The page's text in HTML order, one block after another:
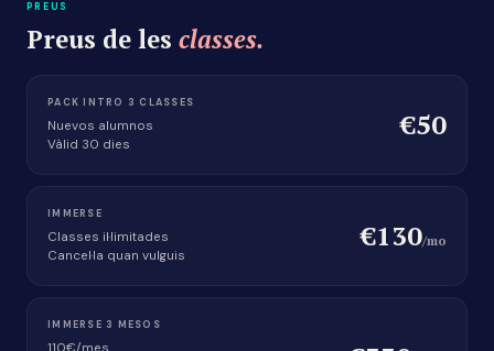
PREUS
Preus de les classes.
PACK INTRO 3 CLASSES
Nuevos alumnos
Vàlid 30 dies
€50
IMMERSE
Classes il·limitades
Cancel·la quan vulguis
€130/mo
IMMERSE 3 MESOS